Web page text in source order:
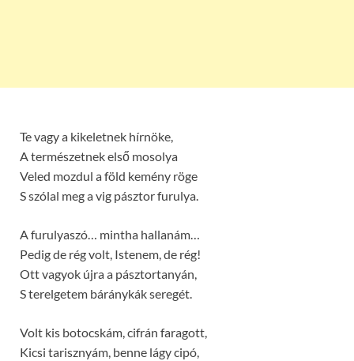
Te vagy a kikeletnek hírnöke,
A természetnek első mosolya
Veled mozdul a föld kemény röge
S szólal meg a vig pásztor furulya.
A furulyaszó… mintha hallanám…
Pedig de rég volt, Istenem, de rég!
Ott vagyok újra a pásztortanyán,
S terelgetem báránykák seregét.
Volt kis botocskám, cifrán faragott,
Kicsi tarisznyám, benne lágy cipó,